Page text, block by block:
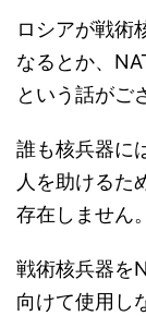
ロシアが戦術
なるとか、
という話がご
誰も核兵器に
人を助けるた
存在しません。
戦術核兵器を
向けて使用し